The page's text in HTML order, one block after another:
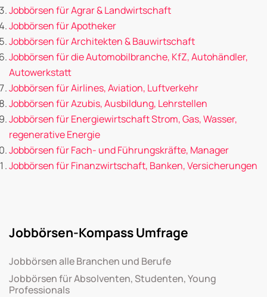
Jobbörsen für Agrar & Landwirtschaft
Jobbörsen für Apotheker
Jobbörsen für Architekten & Bauwirtschaft
Jobbörsen für die Automobilbranche, KfZ, Autohändler,
Autowerkstatt
Jobbörsen für Airlines, Aviation, Luftverkehr
Jobbörsen für Azubis, Ausbildung, Lehrstellen
Jobbörsen für Energiewirtschaft Strom, Gas, Wasser,
regenerative Energie
Jobbörsen für Fach- und Führungskräfte, Manager
Jobbörsen für Finanzwirtschaft, Banken, Versicherungen
Jobbörsen-Kompass Umfrage
Jobbörsen alle Branchen und Berufe
Jobbörsen für Absolventen, Studenten, Young
Professionals